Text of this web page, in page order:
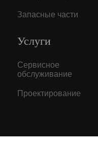
Запасные части
Услуги
Сервисное
обслуживание
Проектирование